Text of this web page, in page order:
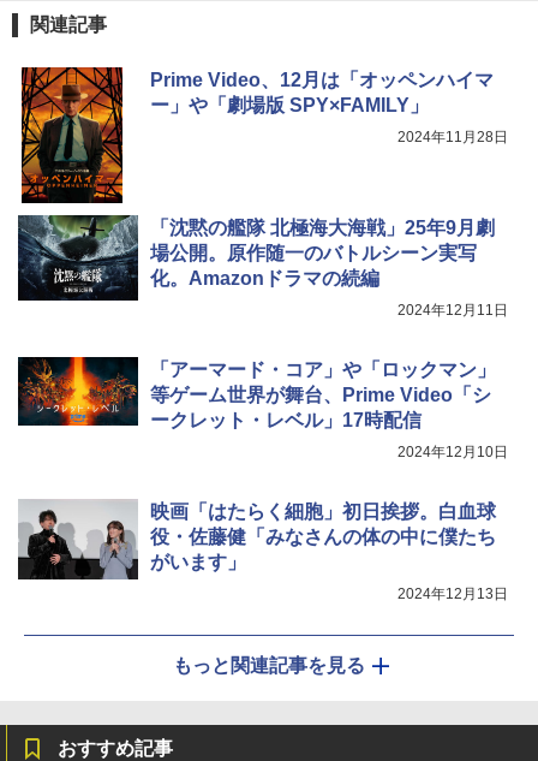
関連記事
Prime Video、12月は「オッペンハイマ
ー」や「劇場版 SPY×FAMILY」
2024年11月28日
「沈黙の艦隊 北極海大海戦」25年9月劇
場公開。原作随一のバトルシーン実写
化。Amazonドラマの続編
2024年12月11日
「アーマード・コア」や「ロックマン」
等ゲーム世界が舞台、Prime Video「シ
ークレット・レベル」17時配信
2024年12月10日
映画「はたらく細胞」初日挨拶。白血球
役・佐藤健「みなさんの体の中に僕たち
がいます」
2024年12月13日
もっと関連記事を見る
おすすめ記事